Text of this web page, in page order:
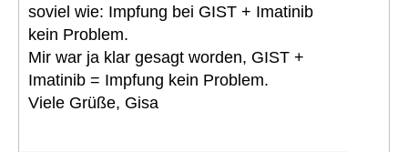
soviel wie: Impfung bei GIST + Imatinib
kein Problem.
Mir war ja klar gesagt worden, GIST +
Imatinib = Impfung kein Problem.
Viele Grüße, Gisa